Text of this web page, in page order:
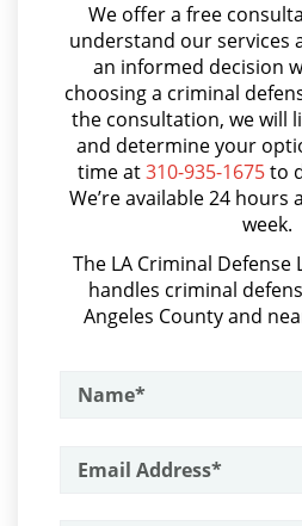
Sustained
Transfer Hearing
Ward of the Court
Motorcycle Accident
Motorcycle
Uninsured
Property Crimes
Asalto Simple
Audiencia Administrativa
Audiencias de
Aumento de Sentencia
Aumento de Sentencia
Audiencias De Disposición
Audiencias De Detención
Asalto Contra un
Armas Prohibidas en
We offer a free
understand our services
an informed decision
choosing a criminal
the consultation, we will
and determine your
time at310-935-1675to
We’re available 24 hours
week.
The LA Criminal
handles criminal
Angeles County and